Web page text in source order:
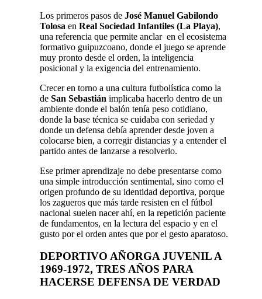
Los primeros pasos de José Manuel Gabilondo
Tolosa en Real Sociedad Infantiles (La Playa),
una referencia que permite anclar en el ecosistema
formativo guipuzcoano, donde el juego se aprende
muy pronto desde el orden, la inteligencia
posicional y la exigencia del entrenamiento.
Crecer en torno a una cultura futbolística como la
de San Sebastián implicaba hacerlo dentro de un
ambiente donde el balón tenía peso cotidiano,
donde la base técnica se cuidaba con seriedad y
donde un defensa debía aprender desde joven a
colocarse bien, a corregir distancias y a entender el
partido antes de lanzarse a resolverlo.
Ese primer aprendizaje no debe presentarse como
una simple introducción sentimental, sino como el
origen profundo de su identidad deportiva, porque
los zagueros que más tarde resisten en el fútbol
nacional suelen nacer ahí, en la repetición paciente
de fundamentos, en la lectura del espacio y en el
gusto por el orden antes que por el gesto aparatoso.
DEPORTIVO AÑORGA JUVENIL A
1969-1972, TRES AÑOS PARA
HACERSE DEFENSA DE VERDAD